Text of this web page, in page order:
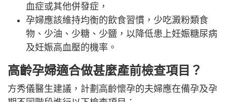
血症或其他併發症，
孕婦應該維持均衡的飲食習慣，少吃澱粉類食
物、少油、少糖、少鹽，以降低患上妊娠糖尿病
及妊娠高血壓的機率。
高齡孕婦適合做甚麼產前檢查項目？
方秀儀醫生建議，計劃高齡懷孕的夫婦應在備孕及孕